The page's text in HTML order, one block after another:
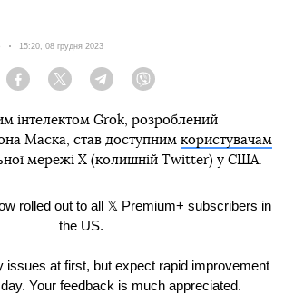
Дата:
15:20, 08 грудня 2023
Facebook Twitter Telegram
інтелектом Grok, розроблений
Маска, став доступним користувачам
мережі X (колишній Twitter) у США.
rolled out to all 𝕏 Premium+ subscribers in
the US.
issues at first, but expect rapid improvement
Your feedback is much appreciated.